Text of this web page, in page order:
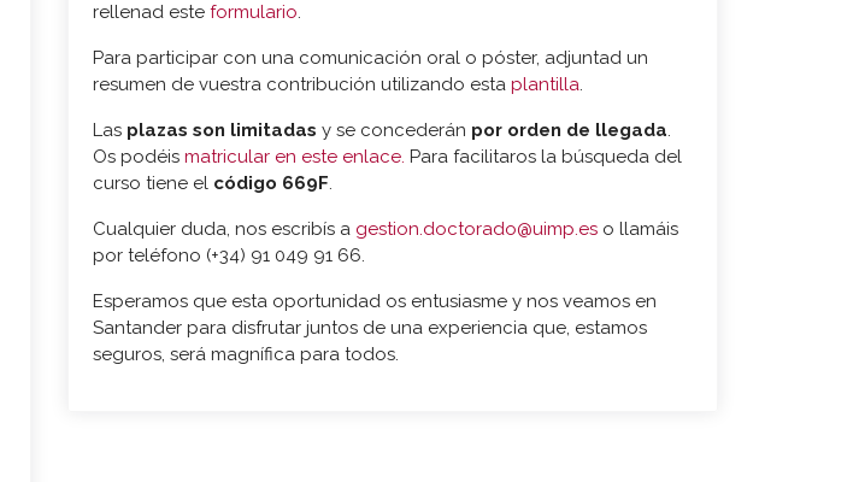
rellenad este formulario.
Para participar con una comunicación oral o póster, adjuntad un
resumen de vuestra contribución utilizando esta plantilla.
Las plazas son limitadas y se concederán por orden de llegada.
Os podéis matricular en este enlace. Para facilitaros la búsqueda del
curso tiene el código 669F.
Cualquier duda, nos escribís a gestion.doctorado@uimp.es o llamáis
por teléfono (+34) 91 049 91 66.
Esperamos que esta oportunidad os entusiasme y nos veamos en
Santander para disfrutar juntos de una experiencia que, estamos
seguros, será magnífica para todos.